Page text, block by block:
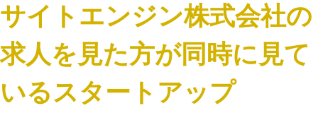
サイトエンジン株式会社の
求人を見た方が同時に見て
いるスタートアップ